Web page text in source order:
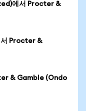
에서 Procter &
Procter &
& Gamble (Ondo